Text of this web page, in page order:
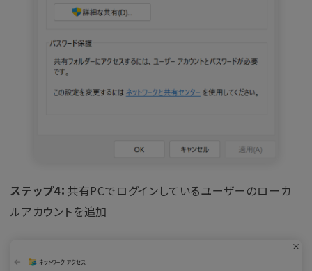
ステップ4： 共有PCでログインしているユーザーのローカ
ルアカウントを追加